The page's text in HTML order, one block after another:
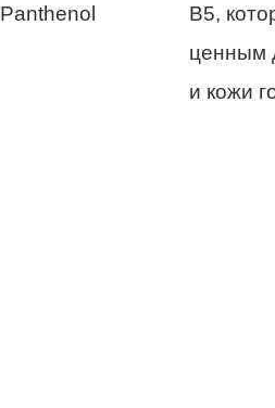
Panthenol
В5,
ценным
и кожи